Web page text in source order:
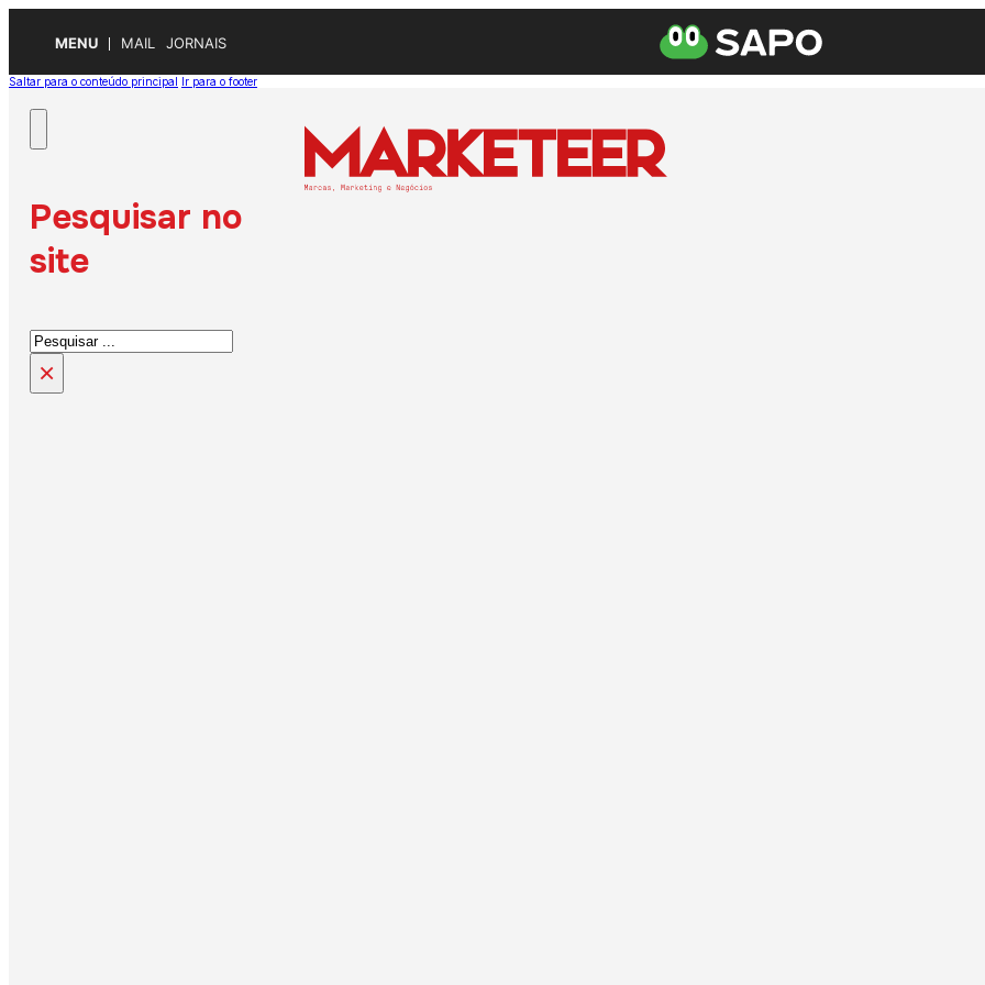
MENU MAIL JORNAIS
Saltar para o conteúdo principal Ir para o footer
Pesquisar no
site
Pesquisar
×